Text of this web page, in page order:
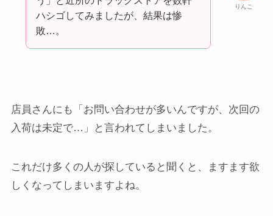
りんこ
ハシゴしてみましたが、結果は惨
敗…。
店員さんにも「お問い合わせが多いんですが、次回の
入荷は未定で…」と言われてしまいました。
これだけ多くの人が探していると聞くと、ますます欲
しくなってしまいますよね。